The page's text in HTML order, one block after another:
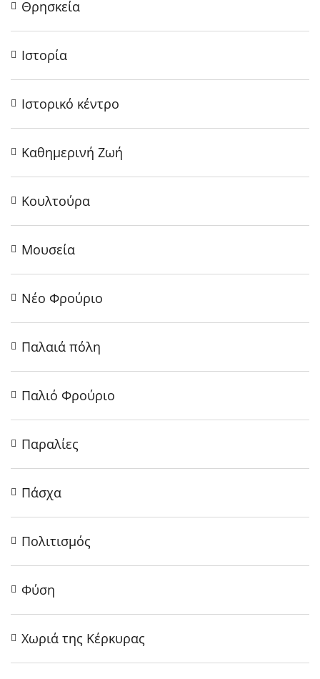
Θρησκεία
Ιστορία
Ιστορικό κέντρο
Καθημερινή Ζωή
Κουλτούρα
Μουσεία
Νέο Φρούριο
Παλαιά πόλη
Παλιό Φρούριο
Παραλίες
Πάσχα
Πολιτισμός
Φύση
Χωριά της Κέρκυρας